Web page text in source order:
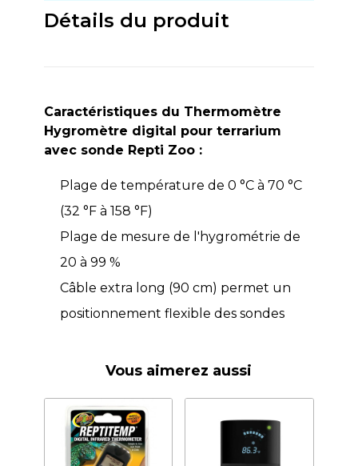
Détails du produit
Caractéristiques du Thermomètre
Hygromètre digital pour terrarium
avec sonde Repti Zoo :
Plage de température de 0 °C à 70 °C
(32 °F à 158 °F)
Plage de mesure de l'hygrométrie de
20 à 99 %
Câble extra long (90 cm) permet un
positionnement flexible des sondes
Vous aimerez aussi